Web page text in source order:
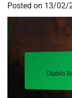
Posted on 13/02/